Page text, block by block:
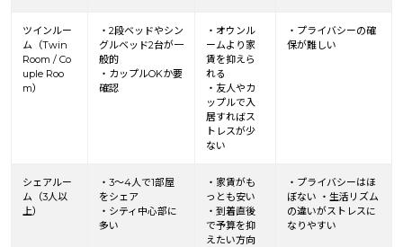
ツインルー
ム（Twin
Room / Co
uple Roo
m）
・2段ベッドやシン
グルベッド2台が一
般的
・カップルOKか要
確認
・オウンル
ームより家
賃を抑えら
れる
・友人やカ
ップルで入
居すればス
トレスが少
ない
・プライバシーの確
保が難しい
シェアルー
ム（3人以
上）
・3〜4人で1部屋
をシェア
・シティ中心部に
多い
・家賃がも
っとも安い
・到着直後
で予算を抑
えたい方向
・プライバシーはほ
ぼない ・生活リズム
の違いがストレスに
なりやすい